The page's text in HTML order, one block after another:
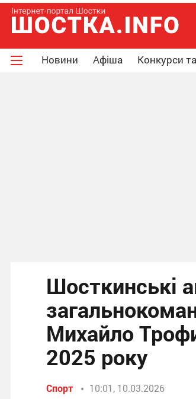
Новини Афіша Конкурси та
Шосткинські
Михайло
2025 року
Спорт 10:01, 10.03.2026